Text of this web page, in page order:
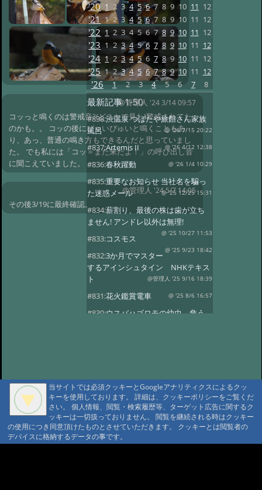
@管理人 '24 3/14 09:57
コッっと鳴くのは警戒音?(どこかで見た)警戒されてた
のかも。。 コッの後にぴゅいぴゅいと鳴くこともあ
り、あっ、普通の鳴き方もできるんだと思っていまし
た。 でも私には「コッ＝また来たよ！」の呼び出し音
に聞こえていました。
@管理人 '24 5/7 14:05
その後3/19に最終確認。
'20 1 2 3 4 5 6 7 8 9 10 11 12
'21 1 2 3 4 5 6 7 8 9 10 11 12
'22 1 2 3 4 5 6 7 8 9 10 11 12
'23 1 2 3 4 5 6 7 8 9 10 11 12
'24 1 2 3 4 5 6 7 8 9 10 11 12
'25 1 2 3 4 5 6 7 8 9 10 11 12
'26 1 2 3 4 5 6 7 8
最新記事1-50
#838:渋温泉 つばたや旅館さん家族
風呂
@ '26 7/15 20:22
#837:Artemis II @ '26 4/12 12:38
#836:春秋躍動 @ '26 1/4 10:29
#835:重要なお知らせ 当社名を騙っ
た迷惑メール
@ '25 12/25 15:31
#834:薪割り、最後の株は歯が立ち
ません! アンドレ以外は無理!
@ '25 10/27 11:53
#833:コスモス
@ '25 9/23 18:42
#832:3か月でマスター
するアインシュタイン NHKテキス
ト
@管理人 '25 9/16 18:39
#831:花火鑑賞電車 @ '25 8/6 16:57
#830:ウスバハゴロモの幼虫、危う
#827:渋谷富ヶ谷でネマガリダケ
@ '25 6/22 14:18
#826: 使用電力量最少
記録達成!
@ '25 6/20 20:13
#825:停電 地域1580戸 @ '25 5/7 13:28
当サイトでは必須クッキーとGoogleアナリティクスによるクッ
キーを使用しております。 詳細は、クッキーポリシーをご覧くだ
さい。 個人情報、閲覧・検索履歴等、ターゲット広告に関するク
ッキーは一切扱っておりません。 閲覧を継続される時はクッキー
の使用につき同意頂けたものとさせていただきます。 クッキーとは閲覧者の
デバイスに格納するデータの事です。